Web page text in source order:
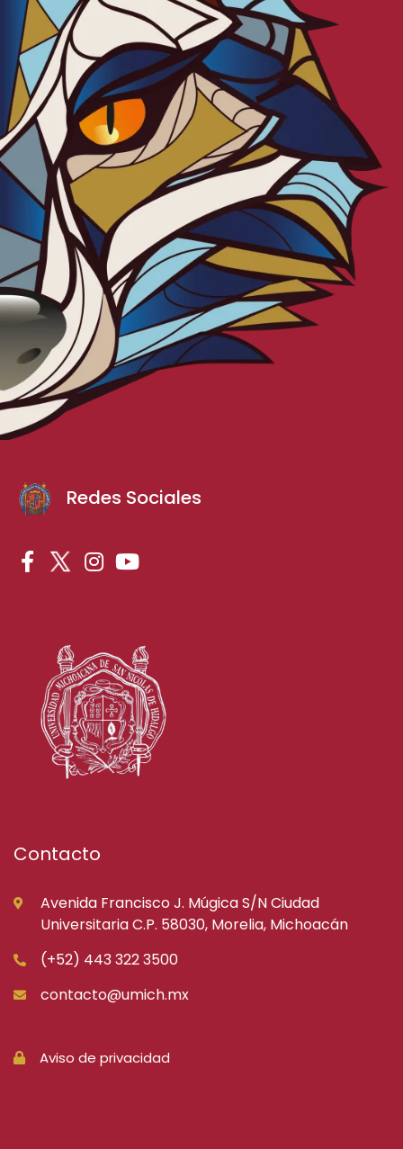
Redes Sociales
Contacto
Avenida Francisco J. Múgica S/N Ciudad
Universitaria C.P. 58030, Morelia, Michoacán
(+52) 443 322 3500
contacto@umich.mx
Aviso de privacidad